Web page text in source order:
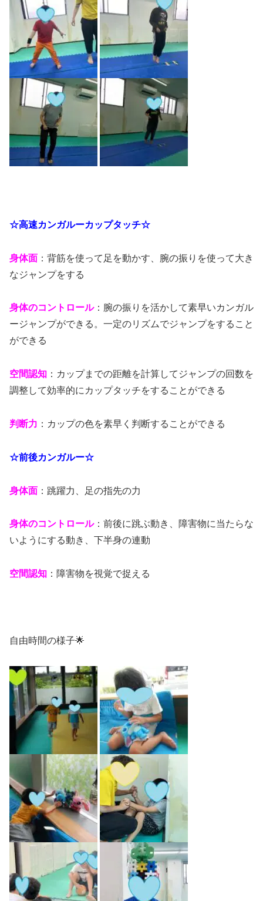
☆高速カンガルーカップタッチ☆
身体面 ：背筋を使って足を動かす、腕の振りを使って大き
なジャンプをする
身体のコントロール：腕の振りを活かして素早いカンガル
ージャンプができる。一定のリズムでジャンプをすること
ができる
空間認知 ：カップまでの距離を計算してジャンプの回数を
調整して効率的にカップタッチをすることができる
判断力 ：カップの色を素早く判断することができる
☆前後カンガルー☆
身体面 ：跳躍力、足の指先の力
身体のコントロール：前後に跳ぶ動き、障害物に当たらな
いようにする動き、下半身の連動
空間認知 ：障害物を視覚で捉える
自由時間の様子🌟